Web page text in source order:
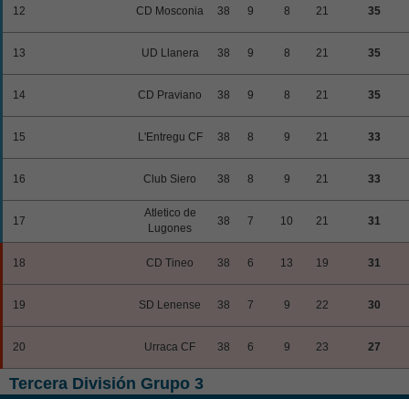
12 CD Mosconia 38 9 8 21 35
13 UD Llanera 38 9 8 21 35
14 CD Praviano 38 9 8 21 35
15 L'Entregu CF 38 8 9 21 33
16 Club Siero 38 8 9 21 33
17
Atletico de
Lugones
38 7 10 21 31
18 CD Tineo 38 6 13 19 31
19 SD Lenense 38 7 9 22 30
20 Urraca CF 38 6 9 23 27
Tercera División Grupo 3